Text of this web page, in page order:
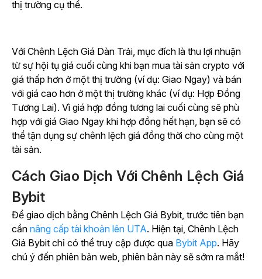
thị trường cụ thể.
Với Chênh Lệch Giá Dàn Trải, mục đích là thu lợi nhuận
từ sự hội tụ giá cuối cùng khi bạn mua tài sản crypto với
giá thấp hơn ở một thị trường (ví dụ: Giao Ngay) và bán
với giá cao hơn ở một thị trường khác (ví dụ: Hợp Đồng
Tương Lai). Vì giá hợp đồng tương lai cuối cùng sẽ phù
hợp với giá Giao Ngay khi hợp đồng hết hạn, bạn sẽ có
thể tận dụng sự chênh lệch giá đồng thời cho cùng một
tài sản.
Cách Giao Dịch Với Chênh Lệch Giá
Bybit
Để giao dịch bằng Chênh Lệch Giá Bybit, trước tiên bạn
cần nâng cấp tài khoản lên UTA. Hiện tại, Chênh Lệch
Giá Bybit chỉ có thể truy cập được qua Bybit App. Hãy
chú ý đến phiên bản web, phiên bản này sẽ sớm ra mắt!